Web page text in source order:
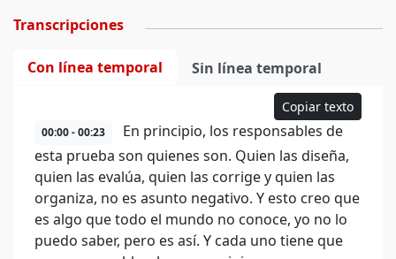
Transcripciones
Con línea temporal Sin línea temporal
Copiar texto
00:00 - 00:23
En principio, los responsables de
esta prueba son quienes son. Quien las diseña,
quien las evalúa, quien las corrige y quien las
organiza, no es asunto negativo. Y esto creo que
es algo que todo el mundo no conoce, yo no lo
puedo saber, pero es así. Y cada uno tiene que